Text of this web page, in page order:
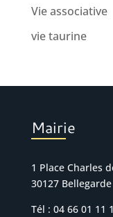
Vie associative
vie taurine
Mairie
1 Place Charles
30127 Bellegarde
Tél : 04 66 01 11